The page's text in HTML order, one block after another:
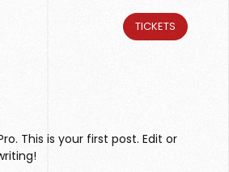
TICKETS
This is your first post. Edit or